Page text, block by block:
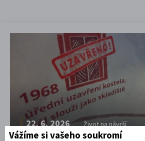
22. 6. 2026 Život na návrší
Vážíme si vašeho soukromí